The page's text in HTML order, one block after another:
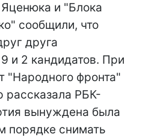
и "Блока
сообщили, что
друга
и 2 кандидатов. При
"Народного фронта"
РБК-
вынуждена была
порядке снимать